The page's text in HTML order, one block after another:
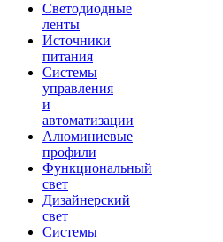
Светодиодные
ленты
Источники
питания
Системы
управления
и
автоматизации
Алюминиевые
профили
Функциональный
свет
Дизайнерский
свет
Системы